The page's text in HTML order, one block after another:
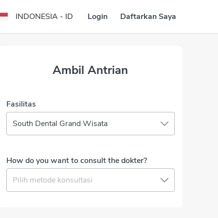
INDONESIA - ID Login Daftarkan Saya
Ambil Antrian
Fasilitas
South Dental Grand Wisata
How do you want to consult the dokter?
Pilih metode konsultasi